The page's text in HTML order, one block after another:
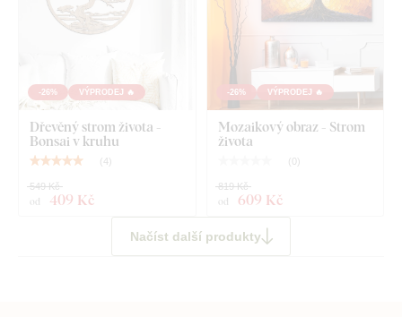
-26% VÝPRODEJ 🔥
Dřevěný strom života -
Bonsai v kruhu
( 4)
od 409 Kč
549 Kč
-26% VÝPRODEJ 🔥
Mozaikový obraz - Strom
života
( 0)
od 609 Kč
819 Kč
Načíst další produkty